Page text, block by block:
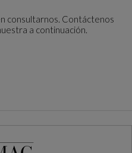
consultarnos. Contáctenos
a continuación.